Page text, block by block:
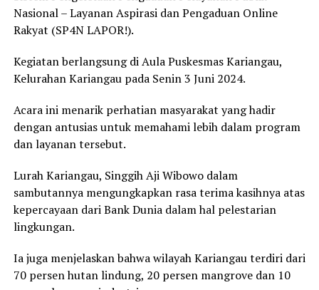
Nasional – Layanan Aspirasi dan Pengaduan Online
Rakyat (SP4N LAPOR!).
Kegiatan berlangsung di Aula Puskesmas Kariangau,
Kelurahan Kariangau pada Senin 3 Juni 2024.
Acara ini menarik perhatian masyarakat yang hadir
dengan antusias untuk memahami lebih dalam program
dan layanan tersebut.
Lurah Kariangau, Singgih Aji Wibowo dalam
sambutannya mengungkapkan rasa terima kasihnya atas
kepercayaan dari Bank Dunia dalam hal pelestarian
lingkungan.
Ia juga menjelaskan bahwa wilayah Kariangau terdiri dari
70 persen hutan lindung, 20 persen mangrove dan 10